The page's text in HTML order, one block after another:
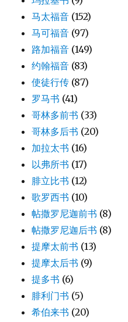
马太福音 (152)
马可福音 (97)
路加福音 (149)
约翰福音 (83)
使徒行传 (87)
罗马书 (41)
哥林多前书 (33)
哥林多后书 (20)
加拉太书 (16)
以弗所书 (17)
腓立比书 (12)
歌罗西书 (10)
帖撒罗尼迦前书 (8)
帖撒罗尼迦后书 (8)
提摩太前书 (13)
提摩太后书 (9)
提多书 (6)
腓利门书 (5)
希伯来书 (20)